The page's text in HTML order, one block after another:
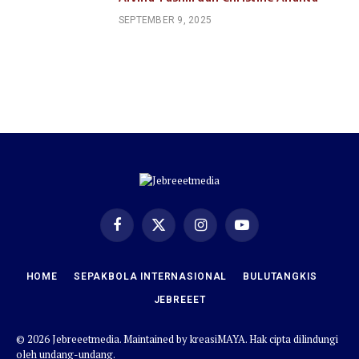
SEPTEMBER 9, 2025
FacebookX
(Twitter)
InstagramYouTube
HOME SEPAKBOLA INTERNASIONAL BULUTANGKIS
JEBREEET
© 2026 Jebreeetmedia. Maintained bykreasiMAYA. Hak cipta dilindungi
oleh undang-undang.